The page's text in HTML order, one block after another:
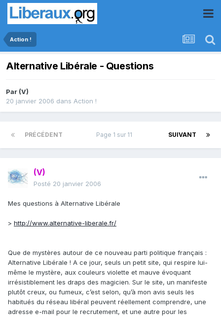
Action !
Alternative Libérale - Questions
Par (V)
20 janvier 2006 dans Action !
PRÉCÉDENT SUIVANT
Page 1 sur 11
(V)
Posté 20 janvier 2006
Mes questions à Alternative Libérale
> http://www.alternative-liberale.fr/
Que de mystères autour de ce nouveau parti politique français :
Alternative Libérale ! A ce jour, seuls un petit site, qui respire lui-
même le mystère, aux couleurs violette et mauve évoquant
irrésistiblement les draps des magicien. Sur le site, un manifeste
plutôt creux, ou fumeux, c’est selon, qu’à mon avis seuls les
habitués du réseau libéral peuvent réellement comprendre, une
adresse e-mail pour le recrutement, et une autre pour les